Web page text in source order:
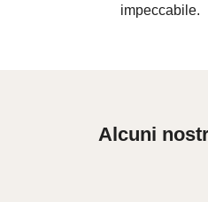
impeccabile.
Alcuni